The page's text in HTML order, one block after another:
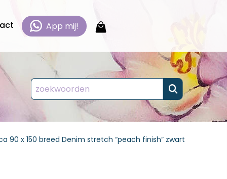
App mij!
90 x 150 breed Denim stretch “peach finish” zwart